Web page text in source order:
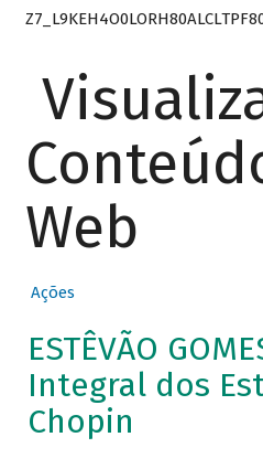
Web
Ações
ESTÊVÃO
Integral dos
Chopin